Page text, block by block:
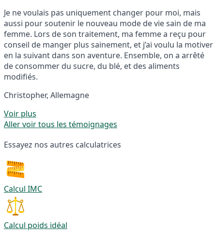
Je ne voulais pas uniquement changer pour moi, mais
aussi pour soutenir le nouveau mode de vie sain de ma
femme. Lors de son traitement, ma femme a reçu pour
conseil de manger plus sainement, et j’ai voulu la motiver
en la suivant dans son aventure. Ensemble, on a arrêté
de consommer du sucre, du blé, et des aliments
modifiés.
Christopher, Allemagne
Voir plus
Aller voir tous les témoignages
Essayez nos autres calculatrices
Calcul IMC
Calcul poids idéal